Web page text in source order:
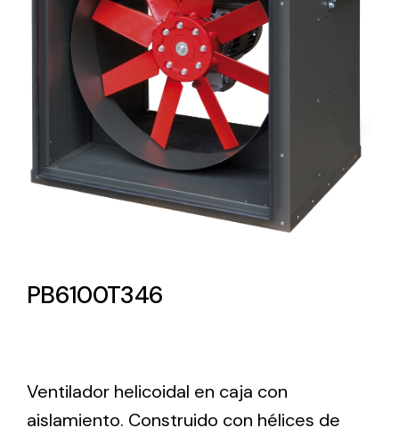
Lighting and Electrical
Equipment
Complete solutions in lighting and electrical
material for each project and need
Amplia gama de ventiladores y equipos de
PB6100T346
Ventilador helicoidal en caja con
aislamiento. Construido con hélices de